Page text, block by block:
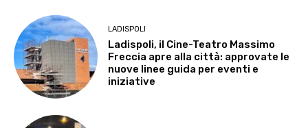
LADISPOLI
Ladispoli, il Cine-Teatro Massimo
Freccia apre alla città: approvate le
nuove linee guida per eventi e
iniziative